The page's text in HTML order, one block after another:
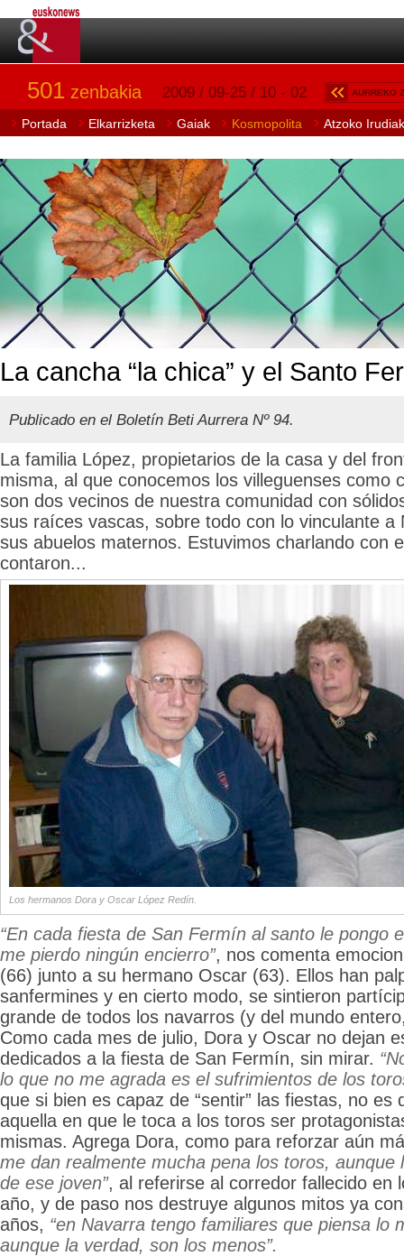
501 zenbakia 2009 / 09-25 / 10 - 02 AURREKO
Portada Elkarrizketa Gaiak Kosmopolita Atzoko Irudiak
La cancha “la chica” y el Santo
Publicado en el Boletín Beti Aurrera Nº 94.
La familia López, propietarios de la casa y del
misma, al que conocemos los villeguenses como
son dos vecinos de nuestra comunidad con
sus raíces vascas, sobre todo con lo vinculante a
sus abuelos maternos. Estuvimos charlando con
contaron...
Los hermanos Dora y Oscar López Redín.
“En cada fiesta de San Fermín al santo le pongo
me pierdo ningún encierro”, nos comenta
(66) junto a su hermano Oscar (63). Ellos han
sanfermines y en cierto modo, se sintieron
grande de todos los navarros (y del mundo
Como cada mes de julio, Dora y Oscar no dejan
dedicados a la fiesta de San Fermín, sin mirar.
lo que no me agrada es el sufrimientos de los
que si bien es capaz de “sentir” las fiestas, no es
aquella en que le toca a los toros ser
mismas. Agrega Dora, como para reforzar aún
me dan realmente mucha pena los toros, aunque
de ese joven”, al referirse al corredor fallecido en
año, y de paso nos destruye algunos mitos ya
años, “en Navarra tengo familiares que piensa lo
aunque la verdad, son los menos”.